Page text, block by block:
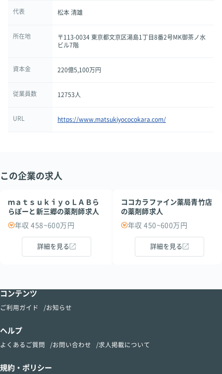
代表 松本 清雄
所在地
〒113-0034 東京都文京区湯島1丁目8番2号MK御茶ノ水
ビル7階
資本金 220億5,100万円
従業員数 12753人
URL https://www.matsukiyococokara.com/
この企業の求人
ｍａｔｓｕｋｉｙｏＬＡＢら
らぽーと新三郷の薬剤師求人
年収 458~600万円
詳細を見る
ココカラファイン薬局青竹店
の薬剤師求人
年収 450~600万円
詳細を見る
コンテンツ
ご利用ガイド お知らせ
ヘルプ
よくあるご質問 お問い合わせ 求人掲載について
規約・ポリシー